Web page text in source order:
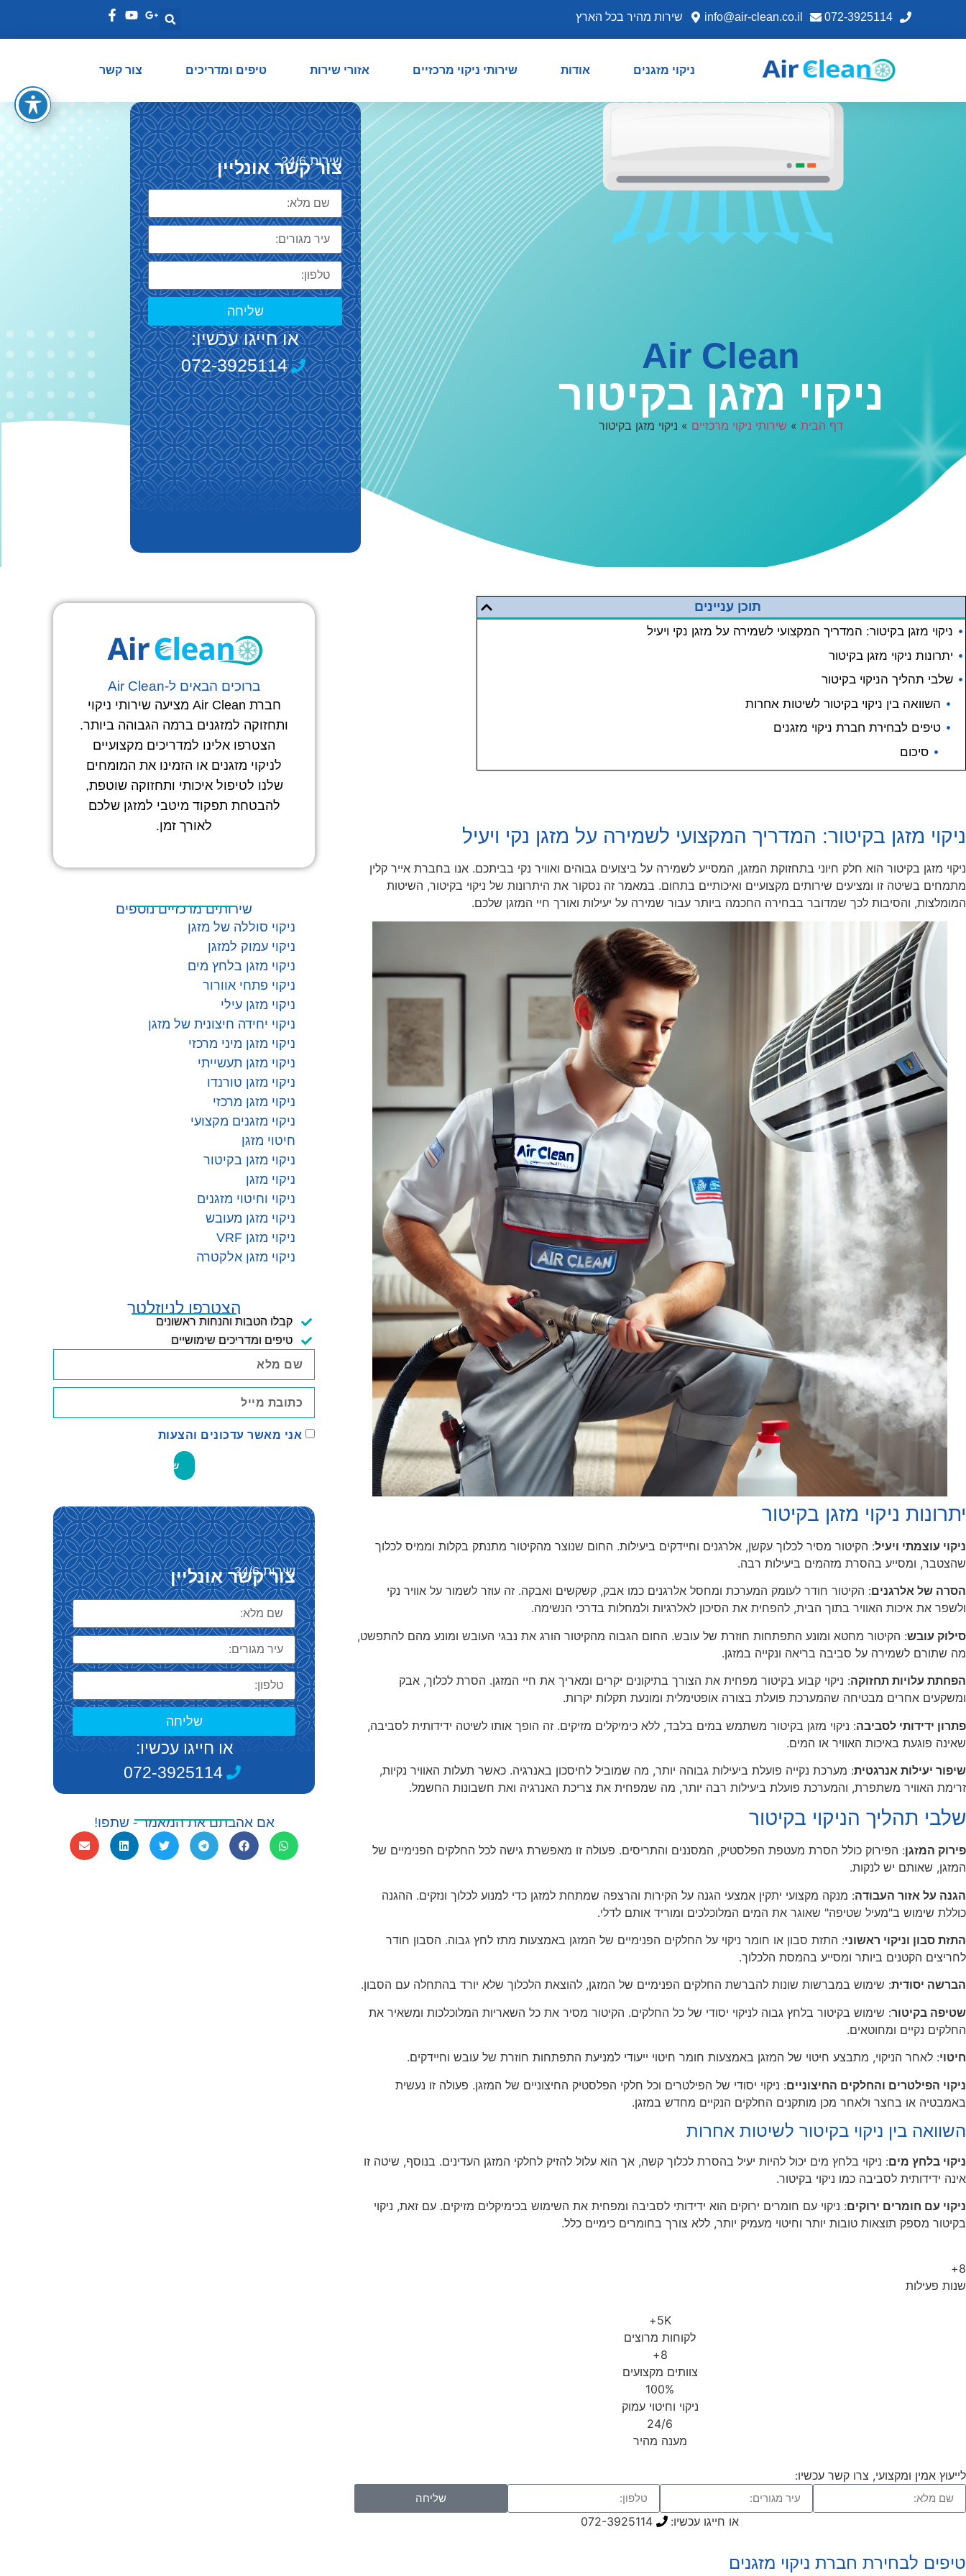
072-3925114
info@air-clean.co.il שירות מהיר בכל הארץ
ניקוי מזגנים אודות שירותי ניקוי מרכזיים אזורי שירות טיפים ומדריכים צור קשר
Air Clean
ניקוי מזגן בקיטור
דף הבית » שירותי ניקוי מרכזיים » ניקוי מזגן בקיטור
שירות 24/6
צור קשר אונליין
שליחה
או חייגו עכשיו:
072-3925114
תוכן עניינים
ניקוי מזגן בקיטור: המדריך המקצועי לשמירה על מזגן נקי ויעיל
יתרונות ניקוי מזגן בקיטור
שלבי תהליך הניקוי בקיטור
השוואה בין ניקוי בקיטור לשיטות אחרות
טיפים לבחירת חברת ניקוי מזגנים
סיכום
ניקוי מזגן בקיטור: המדריך המקצועי לשמירה על מזגן נקי ויעיל
ניקוי מזגן בקיטור הוא חלק חיוני בתחזוקת המזגן, המסייע לשמירה על ביצועים גבוהים ואוויר נקי בביתכם. אנו בחברת אייר קלין
מתמחים בשיטה זו ומציעים שירותים מקצועיים ואיכותיים בתחום. במאמר זה נסקור את היתרונות של ניקוי בקיטור, השיטות
המומלצות, והסיבות לכך שמדובר בבחירה החכמה ביותר עבור שמירה על יעילות ואורך חיי המזגן שלכם.
יתרונות ניקוי מזגן בקיטור
ניקוי עוצמתי ויעיל: הקיטור מסיר לכלוך עקשן, אלרגנים וחיידקים ביעילות. החום שנוצר מהקיטור מתנתק בקלות וממיס לכלוך
שהצטבר, ומסייע בהסרת מזהמים ביעילות רבה.
הסרה של אלרגנים: הקיטור חודר לעומק המערכת ומחסל אלרגנים כמו אבק, קשקשים ואבקה. זה עוזר לשמור על אוויר נקי
ולשפר את איכות האוויר בתוך הבית, להפחית את הסיכון לאלרגיות ולמחלות בדרכי הנשימה.
סילוק עובש: הקיטור מחטא ומונע התפתחות חוזרת של עובש. החום הגבוה מהקיטור הורג את נבגי העובש ומונע מהם להתפשט,
מה שתורם לשמירה על סביבה בריאה ונקייה במזגן.
הפחתת עלויות תחזוקה: ניקוי קבוע בקיטור מפחית את הצורך בתיקונים יקרים ומאריך את חיי המזגן. הסרת לכלוך, אבק
ומשקעים אחרים מבטיחה שהמערכת פועלת בצורה אופטימלית ומונעת תקלות יקרות.
פתרון ידידותי לסביבה: ניקוי מזגן בקיטור משתמש במים בלבד, ללא כימיקלים מזיקים. זה הופך אותו לשיטה ידידותית לסביבה,
שאינה פוגעת באיכות האוויר או המים.
שיפור יעילות אנרגטית: מערכת נקייה פועלת ביעילות גבוהה יותר, מה שמוביל לחיסכון באנרגיה. כאשר תעלות האוויר נקיות,
זרימת האוויר משתפרת, והמערכת פועלת ביעילות רבה יותר, מה שמפחית את צריכת האנרגיה ואת חשבונות החשמל.
שלבי תהליך הניקוי בקיטור
פירוק המזגן: הפירוק כולל הסרת מעטפת הפלסטיק, המסננים והתריסים. פעולה זו מאפשרת גישה לכל החלקים הפנימיים של
המזגן, שאותם יש לנקות.
הגנה על אזור העבודה: מנקה מקצועי יתקין אמצעי הגנה על הקירות והרצפה שמתחת למזגן כדי למנוע לכלוך ונזקים. ההגנה
כוללת שימוש ב"מעיל שטיפה" שאוגר את המים המלוכלכים ומוריד אותם לדלי.
התזת סבון וניקוי ראשוני: התזת סבון או חומר ניקוי על החלקים הפנימיים של המזגן באמצעות מתז לחץ גבוה. הסבון חודר
לחריצים הקטנים ביותר ומסייע בהמסת הלכלוך.
הברשה יסודית: שימוש במברשות שונות להברשת החלקים הפנימיים של המזגן, להוצאת הלכלוך שלא יורד בהתחלה עם הסבון.
שטיפה בקיטור: שימוש בקיטור בלחץ גבוה לניקוי יסודי של כל החלקים. הקיטור מסיר את כל השאריות המלוכלכות ומשאיר את
החלקים נקיים ומחוטאים.
חיטוי: לאחר הניקוי, מתבצע חיטוי של המזגן באמצעות חומר חיטוי ייעודי למניעת התפתחות חוזרת של עובש וחיידקים.
ניקוי הפילטרים והחלקים החיצוניים: ניקוי יסודי של הפילטרים וכל חלקי הפלסטיק החיצוניים של המזגן. פעולה זו נעשית
באמבטיה או בחצר ולאחר מכן מותקנים החלקים הנקיים מחדש במזגן.
השוואה בין ניקוי בקיטור לשיטות אחרות
ניקוי בלחץ מים: ניקוי בלחץ מים יכול להיות יעיל בהסרת לכלוך קשה, אך הוא עלול להזיק לחלקי המזגן העדינים. בנוסף, שיטה זו
אינה ידידותית לסביבה כמו ניקוי בקיטור.
ניקוי עם חומרים ירוקים: ניקוי עם חומרים ירוקים הוא ידידותי לסביבה ומפחית את השימוש בכימיקלים מזיקים. עם זאת, ניקוי
בקיטור מספק תוצאות טובות יותר וחיטוי מעמיק יותר, ללא צורך בחומרים כימיים כלל.
8+
שנות פעילות
5K+
לקוחות מרוצים
8+
צוותים מקצועים
100%
ניקוי וחיטוי עמוק
24/6
מענה מהיר
לייעוץ אמין ומקצועי, צרו קשר עכשיו:​
שליחה
או חייגו עכשיו: 072-3925114
טיפים לבחירת חברת ניקוי מזגנים
ברוכים הבאים ל-Air Clean
חברת Air Clean מציעה שירותי ניקוי
ותחזוקה למזגנים ברמה הגבוהה ביותר.
הצטרפו אלינו למדריכים מקצועיים
לניקוי מזגנים או הזמינו את המומחים
שלנו לטיפול איכותי ותחזוקה שוטפת,
להבטחת תפקוד מיטבי למזגן שלכם
לאורך זמן.
ניקוי סוללה של מזגן
ניקוי עמוק למזגן
ניקוי מזגן בלחץ מים
ניקוי פתחי אוורור
ניקוי מזגן עילי
ניקוי יחידה חיצונית של מזגן
ניקוי מזגן מיני מרכזי
ניקוי מזגן תעשייתי
ניקוי מזגן טורנדו
ניקוי מזגן מרכזי
ניקוי מזגנים מקצועי
חיטוי מזגן
ניקוי מזגן בקיטור
ניקוי מזגן
ניקוי וחיטוי מזגנים
ניקוי מזגן מעובש
ניקוי מזגן VRF
ניקוי מזגן אלקטרה
שירותים מרכזיים נוספים
הצטרפו לניוזלטר
קבלו הטבות והנחות ראשונים
טיפים ומדריכים שימושיים
אני מאשר עדכונים והצעות
שלח
שירות 24/6
צור קשר אונליין
שליחה
או חייגו עכשיו:
072-3925114
אם אהבתם את המאמר - שתפו!